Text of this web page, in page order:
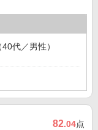
代／男性）
82.04点